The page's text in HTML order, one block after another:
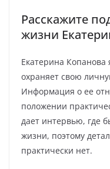
Расскажите
жизни
Екатерина Копанова
охраняет свою
Информация о ее
положении
дает интервью, где
жизни, поэтому
практически нет.